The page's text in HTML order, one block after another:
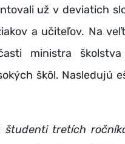
už v deviatich
a učiteľov. Na
ministra školstva
škôl. Nasledujú
študenti tretích